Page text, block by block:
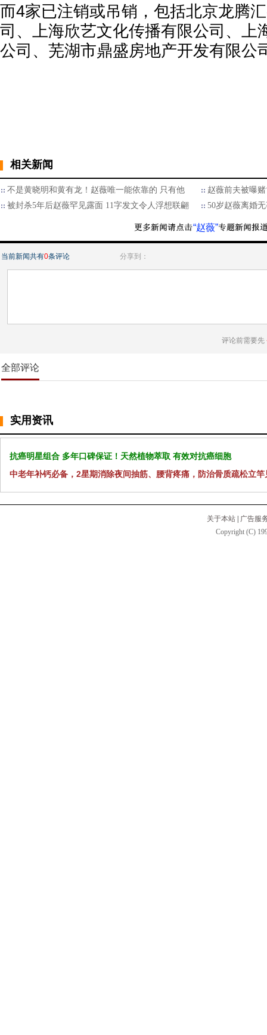
而4家已注销或吊销，包括北京龙腾
司、上海欣艺文化传播有限公司、上
公司、芜湖市鼎盛房地产开发有限公
相关新闻
不是黄晓明和黄有龙！赵薇唯一能依靠的 只有他
赵薇前夫被曝
被封杀5年后赵薇罕见露面 11字发文令人浮想联翩
50岁赵薇离婚
“赵薇”
当前新闻共有0条评论 分享到：
评论前需要先
全部评论
实用资讯
抗癌明星组合 多年口碑保证！天然植物萃取 有效对抗癌细胞
中老年补钙必备，2星期消除夜间抽筋、腰背疼痛，防治骨质疏松立竿
关于本站
广告服
Copyright (C)